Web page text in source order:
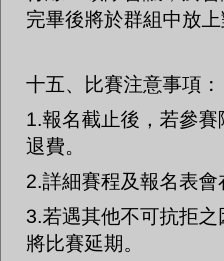
完畢後將於群組中放
十五、比賽注意事項：
1.報名截止後，若參
退費。
2.詳細賽程及報名表
3.若遇其他不可抗拒
將比賽延期。